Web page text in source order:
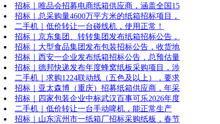
招标｜唯品会招募电商纸箱供应商，涵盖全国15
招标｜总采购量4600万平方米的纸箱招标项目，
二手机｜低价转让一台碰线机，使用正常！
招标｜京东集团、转转集团发布纸箱招标公告，
招标｜大型食品集团发布包装招标公告，收货地
招标｜西安一企业发布纸箱招标公告，总预估量
招标｜德邦快递发布年度蜂窝纸板采购项目，涉
二手机｜求购1224联动线（五色及以上），要求
招标｜亚太森博（重庆）招募纸箱供应商，年采
招标｜四家包装企业中标武汉百事可乐2026年度
二手机｜低价转让一台手动啤机，能正常生产
招标｜山东滨州市一纸箱厂招标采购纸板，春节